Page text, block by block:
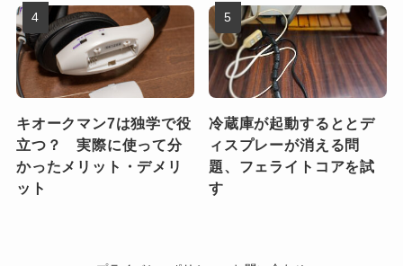
キオークマン7は独学で役
立つ？ 実際に使って分
かったメリット・デメリ
ット
冷蔵庫が起動するととデ
ィスプレーが消える問
題、フェライトコアを試
す